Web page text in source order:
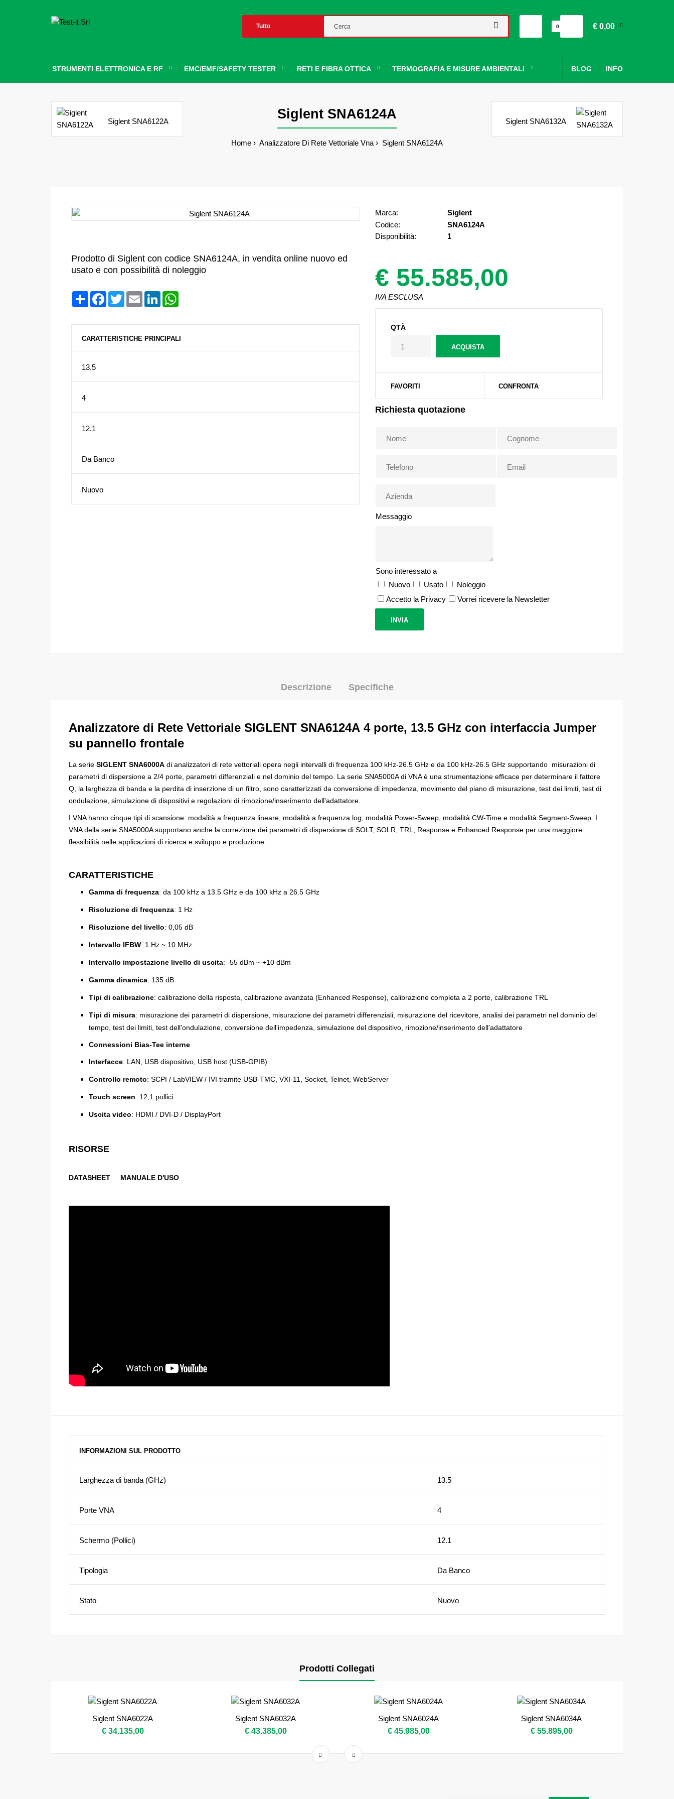
0 € 0,00
STRUMENTI ELETTRONICA E RF EMC/EMF/SAFETY TESTER RETI E FIBRA OTTICA TERMOGRAFIA E MISURE AMBIENTALI INFO
BLOG
Siglent SNA6122A Siglent SNA6124A
Home Analizzatore Di Rete Vettoriale Vna Siglent SNA6124A
Siglent SNA6132A
Prodotto di Siglent con codice SNA6124A, in vendita online nuovo ed
usato e con possibilità di noleggio
CondividiFacebook
TwitterEmail LinkedIn
CARATTERISTICHE PRINCIPALI
13.5
4
12.1
Da Banco
Nuovo
Marca:
Siglent
Codice:
SNA6124A
Disponibilità:
1
€ 55.585,00
IVA ESCLUSA
QTÀ
FAVORITI CONFRONTA
Richiesta quotazione
Messaggio
Sono interessato a
Nuovo
Usato
Noleggio
Accetto la Privacy
Vorrei ricevere la Newsletter
Descrizione Specifiche
Analizzatore di Rete Vettoriale SIGLENT SNA6124A 4 porte, 13.5 GHz con interfaccia Jumper
su pannello frontale
La serie SIGLENT SNA6000A di analizzatori di rete vettoriali opera negli intervalli di frequenza 100 kHz-26.5 GHz e da 100 kHz-26.5 GHz supportando misurazioni di
parametri di dispersione a 2/4 porte, parametri differenziali e nel dominio del tempo. La serie SNA5000A di VNA è una strumentazione efficace per determinare il fattore
Q, la larghezza di banda e la perdita di inserzione di un filtro, sono caratterizzati da conversione di impedenza, movimento del piano di misurazione, test dei limiti, test di
ondulazione, simulazione di dispositivi e regolazioni di rimozione/inserimento dell'adattatore.
I VNA hanno cinque tipi di scansione: modalità a frequenza lineare, modalità a frequenza log, modalità Power-Sweep, modalità CW-Time e modalità Segment-Sweep. I
VNA della serie SNA5000A supportano anche la correzione dei parametri di dispersione di SOLT, SOLR, TRL, Response e Enhanced Response per una maggiore
flessibilità nelle applicazioni di ricerca e sviluppo e produzione.
CARATTERISTICHE
Gamma di frequenza: da 100 kHz a 13.5 GHz e da 100 kHz a 26.5 GHz
Risoluzione di frequenza: 1 Hz
Risoluzione del livello: 0,05 dB
Intervallo IFBW: 1 Hz ~ 10 MHz
Intervallo impostazione livello di uscita: -55 dBm ~ +10 dBm
Gamma dinamica: 135 dB
Tipi di calibrazione: calibrazione della risposta, calibrazione avanzata (Enhanced Response), calibrazione completa a 2 porte, calibrazione TRL
Tipi di misura: misurazione dei parametri di dispersione, misurazione dei parametri differenziali, misurazione del ricevitore, analisi dei parametri nel dominio del
tempo, test dei limiti, test dell'ondulazione, conversione dell'impedenza, simulazione del dispositivo, rimozione/inserimento dell'adattatore
Connessioni Bias-Tee interne
Interfacce: LAN, USB dispositivo, USB host (USB-GPIB)
Controllo remoto: SCPI / LabVIEW / IVI tramite USB-TMC, VXI-11, Socket, Telnet, WebServer
Touch screen: 12,1 pollici
Uscita video: HDMI / DVI-D / DisplayPort
RISORSE
DATASHEET MANUALE D'USO
INFORMAZIONI SUL PRODOTTO
Larghezza di banda (GHz) 13.5
Porte VNA 4
Schermo (Pollici) 12.1
Tipologia Da Banco
Stato Nuovo
Prodotti Collegati
Siglent SNA6022A
€ 34.135,00
Siglent SNA6032A
€ 43.385,00
Siglent SNA6024A
€ 45.985,00
Siglent SNA6034A
€ 55.895,00